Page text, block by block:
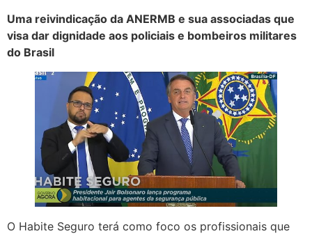
Uma reivindicação da ANERMB e sua associadas que
visa dar dignidade aos policiais e bombeiros militares
do Brasil
O Habite Seguro terá como foco os profissionais que